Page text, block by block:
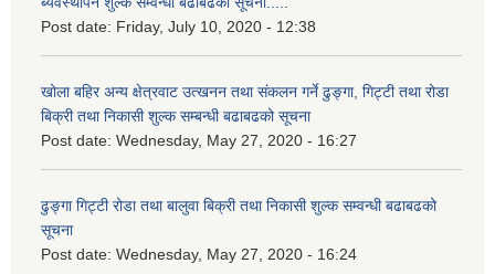
Post date: Friday, July 10, 2020 - 12:38
खोला बहिर अन्य क्षेत्रवाट उत्खनन तथा संकलन गर्ने ढुङ्गा, गिट्टी तथा रोडा
बिक्री तथा निकासी शुल्क सम्बन्धी बढाबढको सूचना
Post date: Wednesday, May 27, 2020 - 16:27
ढुङ्गा गिट्टी रोडा तथा बालुवा बिक्री तथा निकासी शुल्क सम्वन्धी बढाबढको
सूचना
Post date: Wednesday, May 27, 2020 - 16:24